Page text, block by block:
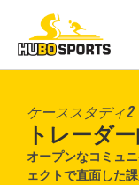
ケーススタディ2
トレーダ
オープンなコミュ
ェクトで直面した